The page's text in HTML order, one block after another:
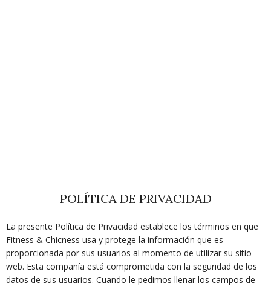
POLÍTICA DE PRIVACIDAD
La presente Política de Privacidad establece los términos en que
Fitness & Chicness usa y protege la información que es
proporcionada por sus usuarios al momento de utilizar su sitio
web. Esta compañía está comprometida con la seguridad de los
datos de sus usuarios. Cuando le pedimos llenar los campos de